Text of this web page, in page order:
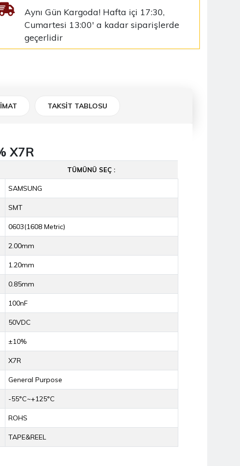
NUCLEO-H7A3ZI-Q
2.449,14TL
2.806,96TL
Aynı Gün Kargoda! Hafta içi 17:30,
Cumartesi 13:00' a kadar siparişlerde
geçerlidir
TAKSİT TABLOSU
X7R
TÜMÜNÜ SEÇ :
SAMSUNG
SMT
0603(1608 Metric)
2.00mm
1.20mm
0.85mm
100nF
50VDC
±10%
X7R
General Purpose
-55°C~+125°C
ROHS
TAPE&REEL